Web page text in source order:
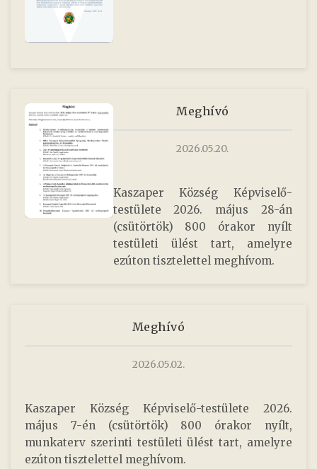
Meghívó
2026.05.20.
Kaszaper Község Képviselő-
testülete 2026. május 28-án
(csütörtök) 800 órakor nyílt
testületi ülést tart, amelyre
ezúton tisztelettel meghívom.
Meghívó
2026.05.02.
Kaszaper Község Képviselő-testülete 2026.
május 7-én (csütörtök) 800 órakor nyílt,
munkaterv szerinti testületi ülést tart, amelyre
ezúton tisztelettel meghívom.